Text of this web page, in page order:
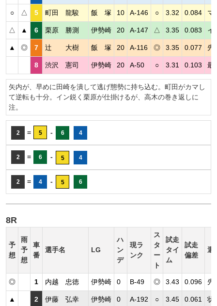
○ △ 5 町田 龍駿 飯 塚 10 A-146 ○ 3.32 0.084 マ
△ ▲ 6 栗原 勝測 伊勢崎 20 A-147 △ 3.35 0.083 イ
▲ ◎ 7 辻 大樹 飯 塚 20 A-116 ◎ 3.35 0.077 先
8 渋沢 憲司 伊勢崎 20 A-50 ○ 3.31 0.103 最
矢内が、早めに田崎を潰して逃げ態勢に持ち込む。町田がカマし
て逆転も十分。イン鋭く栗原が仕掛けるが、高木の巻き返しに
注。
2 = 5 - 6 4
2 = 6 - 5 4
2 = 4 - 5 6
8R
予
想
雨
予
想
車
番
選手名 LG
ハ
ン
デ
現ラ
ンク
ス
タ
ー
ト
試走
タイ
ム
試走
偏差
選
◎ 1 内越 忠徳 伊勢崎 0 B-49 ◎ 3.43 0.096 先
▲ 2 伊藤 弘幸 伊勢崎 0 A-192 ○ 3.45 0.061 状